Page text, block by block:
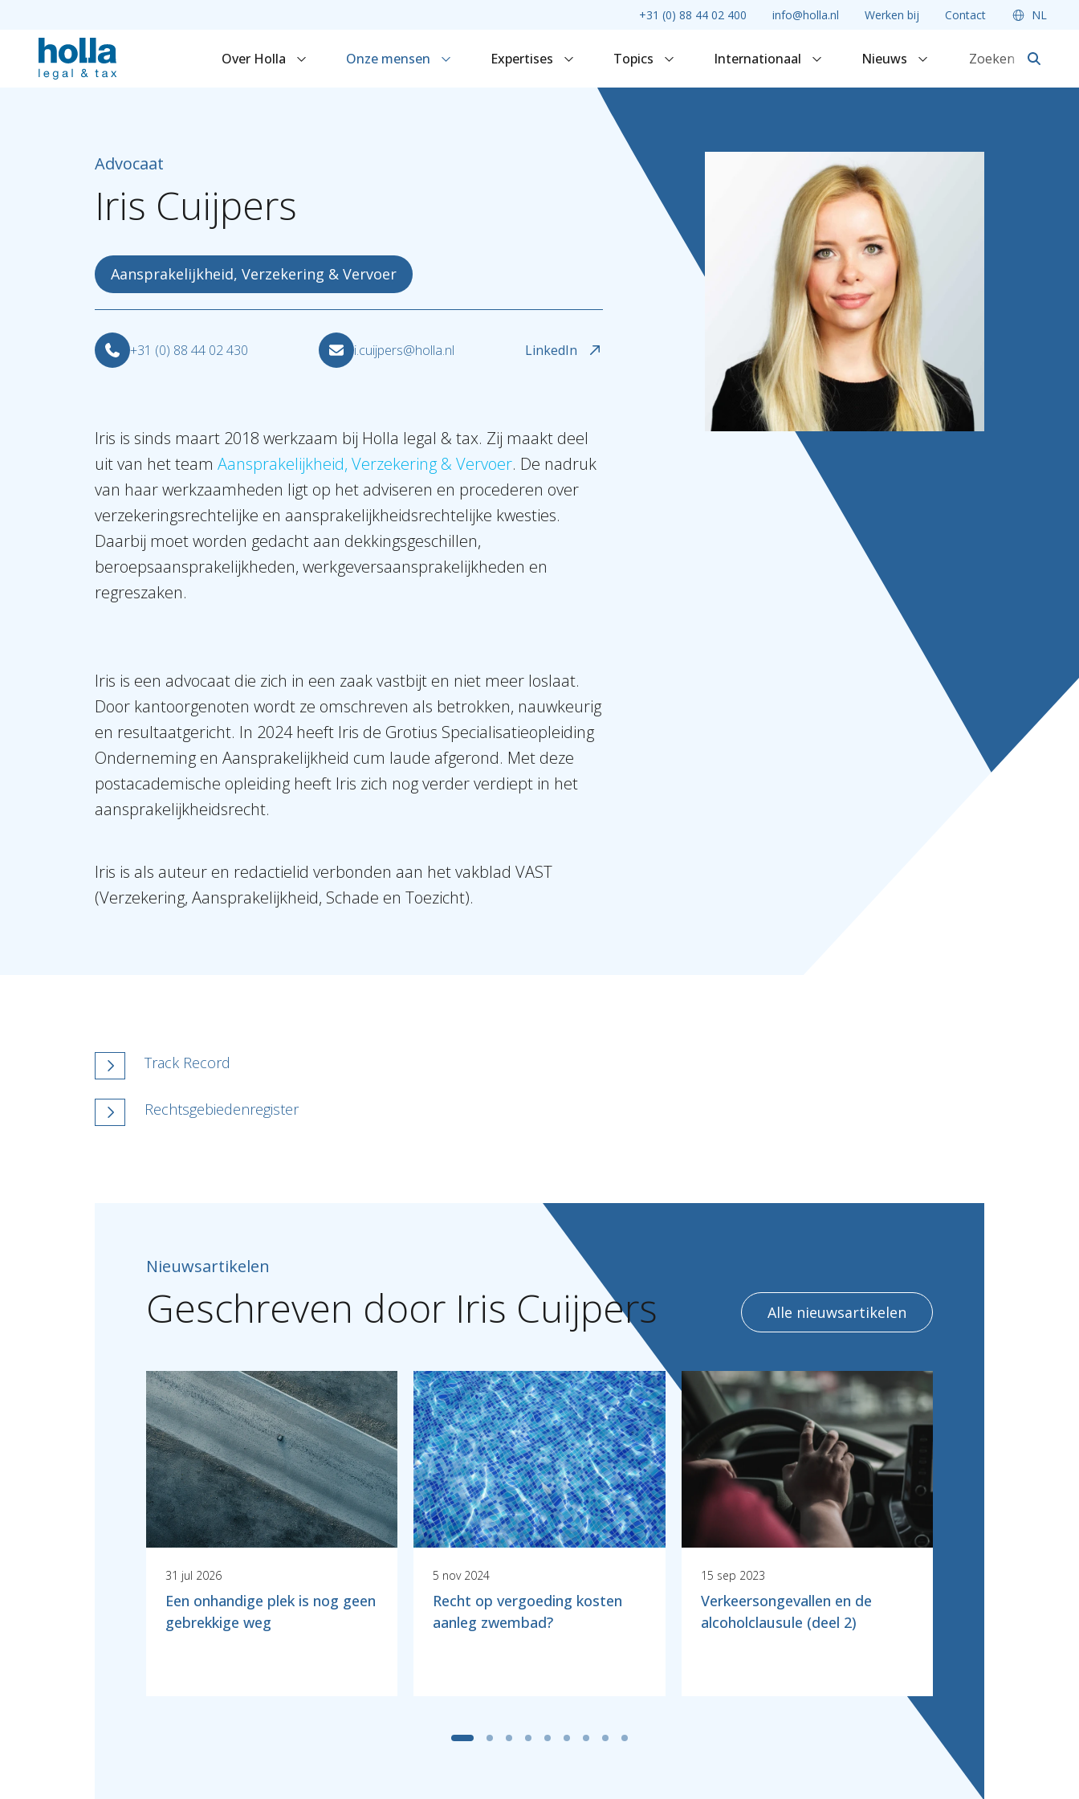
+31 (0) 88 44 02 400 info@holla.nl Werken bij Contact NL
Over Holla Onze mensen Expertises Topics Internationaal Nieuws
Advocaat
Iris Cuijpers
Aansprakelijkheid, Verzekering & Vervoer
+31 (0) 88 44 02 430 i.cuijpers@holla.nl LinkedIn
Iris is sinds maart 2018 werkzaam bij Holla legal & tax. Zij maakt deel
uit van het team Aansprakelijkheid, Verzekering & Vervoer. De nadruk
van haar werkzaamheden ligt op het adviseren en procederen over
verzekeringsrechtelijke en aansprakelijkheidsrechtelijke kwesties.
Daarbij moet worden gedacht aan dekkingsgeschillen,
beroepsaansprakelijkheden, werkgeversaansprakelijkheden en
regreszaken.
Iris is een advocaat die zich in een zaak vastbijt en niet meer loslaat.
Door kantoorgenoten wordt ze omschreven als betrokken, nauwkeurig
en resultaatgericht. In 2024 heeft Iris de Grotius Specialisatieopleiding
Onderneming en Aansprakelijkheid cum laude afgerond. Met deze
postacademische opleiding heeft Iris zich nog verder verdiept in het
aansprakelijkheidsrecht.
Iris is als auteur en redactielid verbonden aan het vakblad VAST
(Verzekering, Aansprakelijkheid, Schade en Toezicht).
Track Record
Rechtsgebiedenregister
Nieuwsartikelen
Geschreven door Iris Cuijpers Alle nieuwsartikelen
31 jul 2026
Een onhandige plek is nog geen
gebrekkige weg
5 nov 2024
Recht op vergoeding kosten
aanleg zwembad?
15 sep 2023
Verkeersongevallen en de
alcoholclausule (deel 2)